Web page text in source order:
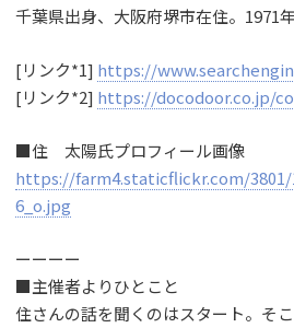
千葉県出身、大阪府堺市在住。1971年
[リンク*1] https://
[リンク*2] https://docodoor.co.jp/
■住 太陽氏プロフィール画像
https://farm4.staticflickr.com/3801/
6_o.jpg
ーーーー
■主催者よりひとこと
住さんの話を聞くのはスタート。そ